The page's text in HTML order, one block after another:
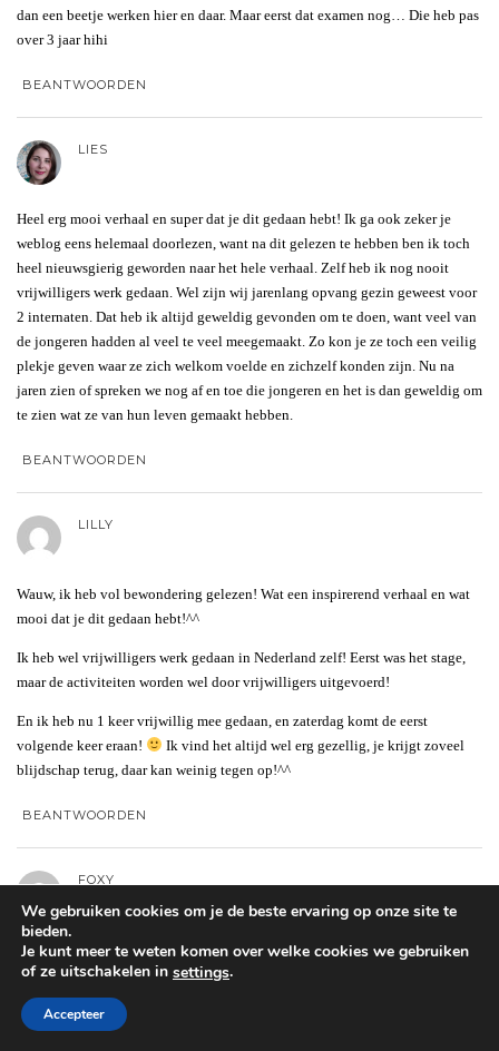
dan een beetje werken hier en daar. Maar eerst dat examen nog… Die heb pas
over 3 jaar hihi
BEANTWOORDEN
LIES
Heel erg mooi verhaal en super dat je dit gedaan hebt! Ik ga ook zeker je
weblog eens helemaal doorlezen, want na dit gelezen te hebben ben ik toch
heel nieuwsgierig geworden naar het hele verhaal. Zelf heb ik nog nooit
vrijwilligers werk gedaan. Wel zijn wij jarenlang opvang gezin geweest voor
2 internaten. Dat heb ik altijd geweldig gevonden om te doen, want veel van
de jongeren hadden al veel te veel meegemaakt. Zo kon je ze toch een veilig
plekje geven waar ze zich welkom voelde en zichzelf konden zijn. Nu na
jaren zien of spreken we nog af en toe die jongeren en het is dan geweldig om
te zien wat ze van hun leven gemaakt hebben.
BEANTWOORDEN
LILLY
Wauw, ik heb vol bewondering gelezen! Wat een inspirerend verhaal en wat
mooi dat je dit gedaan hebt!^^
Ik heb wel vrijwilligers werk gedaan in Nederland zelf! Eerst was het stage,
maar de activiteiten worden wel door vrijwilligers uitgevoerd!
En ik heb nu 1 keer vrijwillig mee gedaan, en zaterdag komt de eerst
volgende keer eraan!
Ik vind het altijd wel erg gezellig, je krijgt zoveel
blijdschap terug, daar kan weinig tegen op!^^
BEANTWOORDEN
FOXY
Pakkend verhaal. Een vriendin van me ging vorig jaar voor 6 maanden naar
Ghana als vrijwilliger. Ze had er een zeer moeilijke tijd opzitten en wou
daarheen om alles af te sluiten en een beter mens te kunnen worden. Na
enkele maanden kregen we het nieuws dat ze daar is overleden aan een
We gebruiken cookies om je de beste ervaring op onze site te
bieden.
Je kunt meer te weten komen over welke cookies we gebruiken
of ze uitschakelen in settings.
Accepteer